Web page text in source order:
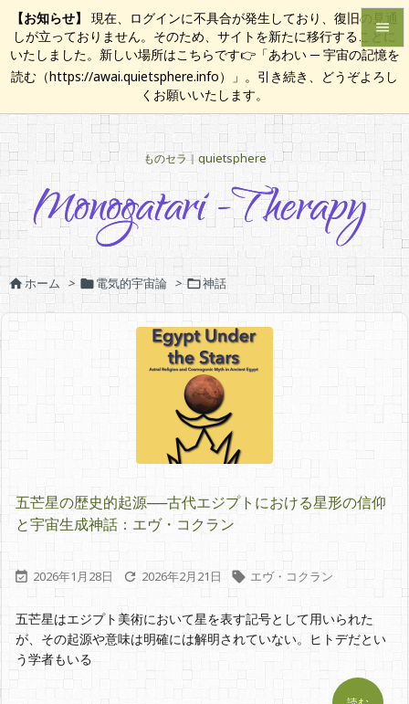
【お知らせ】
現在、ログインに不具合が発生しており、復旧の見通
しが立っておりません。そのため、サイトを新たに移行することに
いたしました。新しい場所はこちらです👉「あわい ─ 宇宙の記憶を
読む（https://awai.quietsphere.info）」。引き続き、どうぞよろし
くお願いいたします。
ものセラ｜quietsphere


メニュ

サイド


次へ

検索
ホーム > 電気的宇宙論 > 神話
五芒星の歴史的起源──古代エジプトにおける星形の信仰
と宇宙生成神話：エヴ・コクラン
 2026年1月28日  2026年2月21日  エヴ・コクラン
五芒星はエジプト美術において星を表す記号として用いられた
が、その起源や意味は明確には解明されていない。ヒトデだとい
う学者もいる